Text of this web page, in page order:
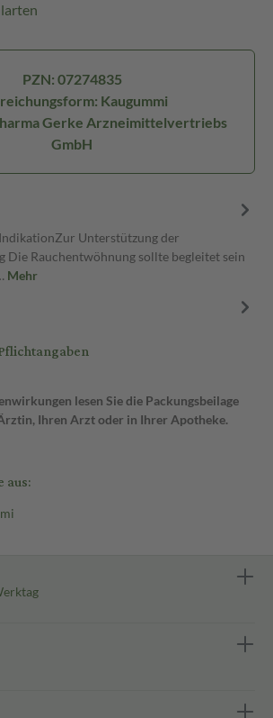
PZN: 07274835
Kaugummi
Gerke Arzneimittelvertriebs
GmbH
Unterstützung der
Die Rauchentwöhnung sollte begleitet sein
Mehr
lesen Sie die Packungsbeilage
Ihren Arzt oder in Ihrer Apotheke.